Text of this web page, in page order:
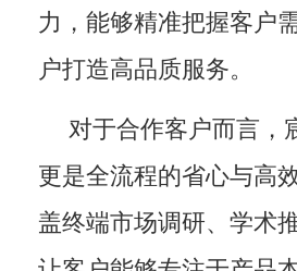
力，能够精准把握客户
户打造高品质服务。
对于合作客户而言，
更是全流程的省心与高
盖终端市场调研、学术